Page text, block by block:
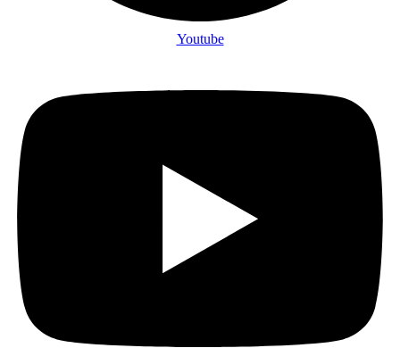
Youtube